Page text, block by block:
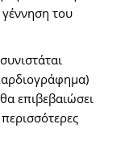
του
επιβεβαιώσει